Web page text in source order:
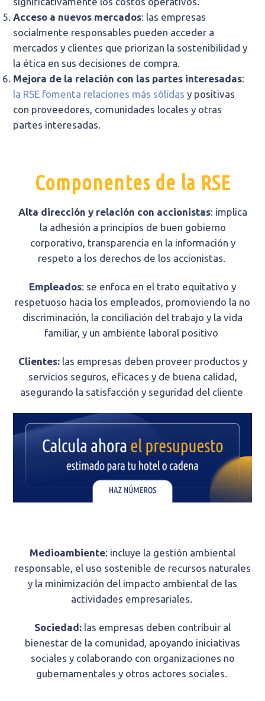
Acceso a nuevos mercados: las empresas
socialmente responsables pueden acceder a
mercados y clientes que priorizan la sostenibilidad y
la ética en sus decisiones de compra.
Mejora de la relación con las partes interesadas:
la RSE fomenta relaciones más sólidas y positivas
con proveedores, comunidades locales y otras
partes interesadas.
Componentes de la RSE
Alta dirección y relación con accionistas: implica
la adhesión a principios de buen gobierno
corporativo, transparencia en la información y
respeto a los derechos de los accionistas.
Empleados: se enfoca en el trato equitativo y
respetuoso hacia los empleados, promoviendo la no
discriminación, la conciliación del trabajo y la vida
familiar, y un ambiente laboral positivo
Clientes:las empresas deben proveer productos y
servicios seguros, eficaces y de buena calidad,
asegurando la satisfacción y seguridad del cliente
Medioambiente: incluye la gestión ambiental
responsable, el uso sostenible de recursos naturales
y la minimización del impacto ambiental de las
actividades empresariales.
Sociedad: las empresas deben contribuir al
bienestar de la comunidad, apoyando iniciativas
sociales y colaborando con organizaciones no
gubernamentales y otros actores sociales.